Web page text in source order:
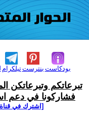
تيلكرامبنترست بودكاست
تبرعاتكم وتبرعاتكن
فشاركونا في دعم
[اشترك في